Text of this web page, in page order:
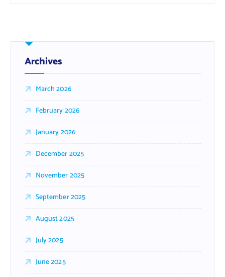
Archives
March 2026
February 2026
January 2026
December 2025
November 2025
September 2025
August 2025
July 2025
June 2025